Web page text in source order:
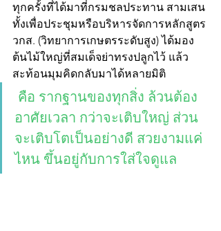
ทุกครั้งที่ได้มาที่กรมชลประทาน สามเสน
ทั้งเพื่อประชุมหรือบริหารจัดการหลักสูตร
วกส. (วิทยาการเกษตรระดับสูง) ได้มอง
ต้นไม้ใหญ่ที่สมเด็จย่าทรงปลูกไว้ แล้ว
สะท้อนมุมคิดกลับมาได้หลายมิติ
อาศัยเวลา กว่าจะเติบใหญ่ ส่วน
จะเติบโตเป็นอย่างดี สวยงามแค่
ไหน ขึ้นอยู่กับการใส่ใจดูแล